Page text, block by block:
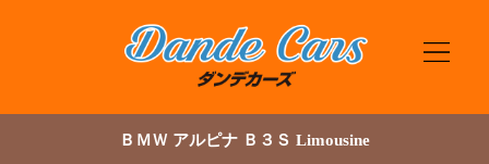
ＢＭＷ アルピナ Ｂ３Ｓ Limousine